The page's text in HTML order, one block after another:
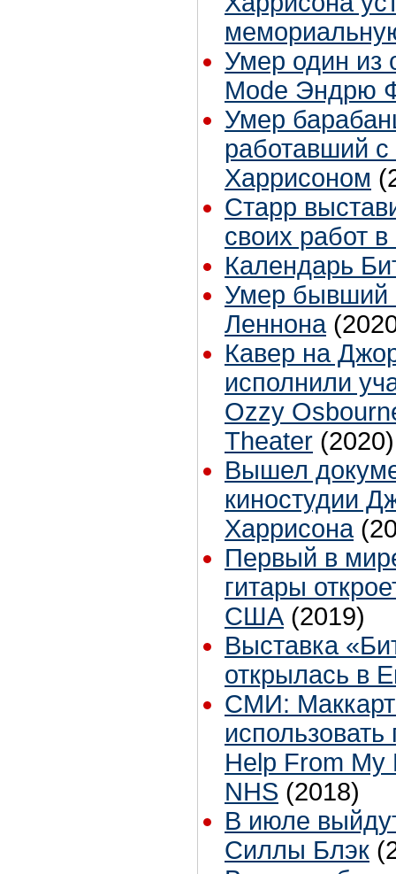
Умер один из
Mode Эндрю
Умер
работавший
Харрисоном
Старр
своих работ
Календарь
Умер
Леннона
Кавер на
исполнили
Ozzy
Theater (2020)
Вышел
киностудии
Харрисона
Первый в
гитары
США (2019)
Выставка
открылась в
СМИ:
Help From My
NHS (2018)
В июле
Силлы Блэк